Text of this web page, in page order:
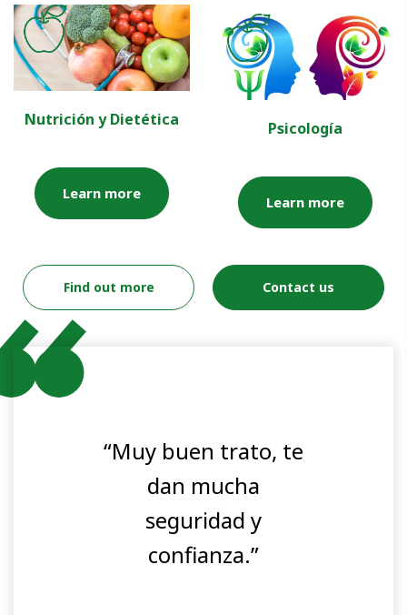
Nutrición y Dietética
Learn more
Psicología
Learn more
Find out more Contact us
“Muy buen trato, te
dan mucha
seguridad y
confianza.”